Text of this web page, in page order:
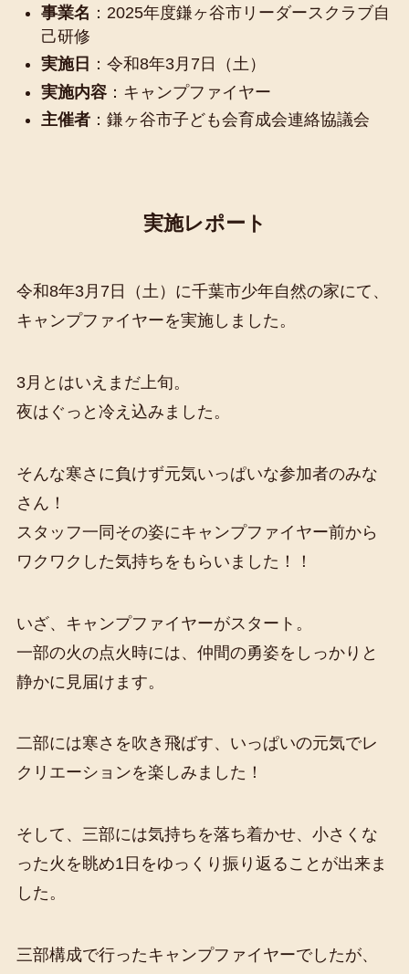
事業名 ：2025年度鎌ヶ谷市リーダースクラブ自
己研修
実施日 ：令和8年3月7日（土）
実施内容：キャンプファイヤー
主催者：鎌ヶ谷市子ども会育成会連絡協議会
実施レポート
令和8年3月7日（土）に千葉市少年自然の家にて、
キャンプファイヤーを実施しました。
3月とはいえまだ上旬。
夜はぐっと冷え込みました。
そんな寒さに負けず元気いっぱいな参加者のみな
さん！
スタッフ一同その姿にキャンプファイヤー前から
ワクワクした気持ちをもらいました！！
いざ、キャンプファイヤーがスタート。
一部の火の点火時には、仲間の勇姿をしっかりと
静かに見届けます。
二部には寒さを吹き飛ばす、いっぱいの元気でレ
クリエーションを楽しみました！
そして、三部には気持ちを落ち着かせ、小さくな
った火を眺め1日をゆっくり振り返ることが出来ま
した。
三部構成で行ったキャンプファイヤーでしたが、